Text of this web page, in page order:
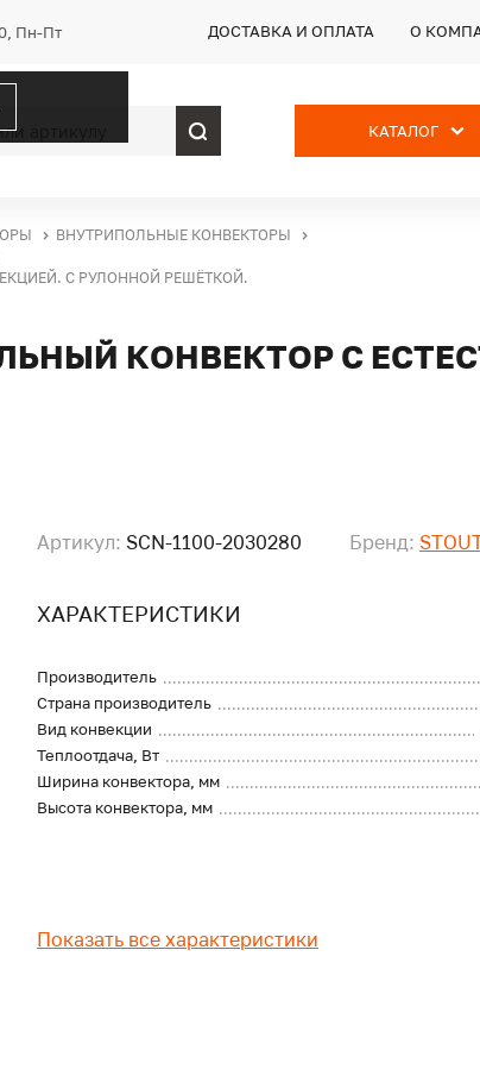
Пн-Пт ДОСТАВКА И ОПЛАТА О
КАТАЛОГ
ВНУТРИПОЛЬНЫЕ КОНВЕКТОРЫ
С РУЛОННОЙ РЕШЁТКОЙ.
КОНВЕКТОР С
Артикул: SCN-1100-2030280 Бренд:
ХАРАКТЕРИСТИКИ
Производитель
Страна производитель
Вид конвекции
Теплоотдача, Вт
Ширина конвектора, мм
Высота конвектора, мм
Показать все характеристики